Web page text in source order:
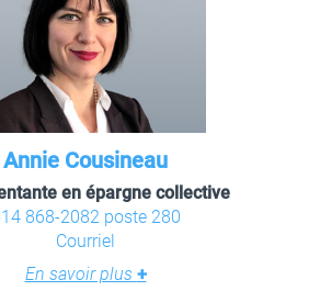
Annie Cousineau
en épargne collective
868-2082 poste 280
Courriel
En savoir plus +